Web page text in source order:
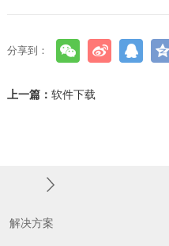
分享到：
上一篇： 软件下载
解决方案